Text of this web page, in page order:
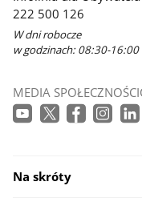
222 500 126
W dni robocze
w godzinach: 08:30-16:00
MEDIA
Na skróty